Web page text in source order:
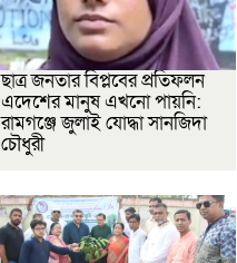
ছাত্র জনতার বিপ্লবের প্রতিফলন
এদেশের মানুষ এখনো পায়নি:
রামগঞ্জে জুলাই যোদ্ধা সানজিদা
চৌধুরী